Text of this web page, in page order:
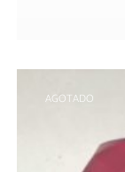
AGOTADO